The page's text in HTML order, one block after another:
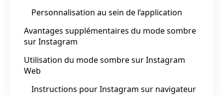
Personnalisation au sein de l’application
Avantages supplémentaires du mode sombre
sur Instagram
Utilisation du mode sombre sur Instagram
Web
Instructions pour Instagram sur navigateur